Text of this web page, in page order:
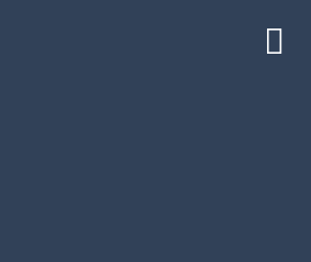
Baumaschinen Hannover